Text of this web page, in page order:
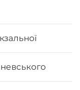
Роли від шефа